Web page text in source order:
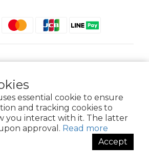
essential cookie to ensure
and tracking cookies to
you interact with it. The latter
approval. Read more
Accept
| Working Hrs 8:30 - 18:00｜新北市新莊區中正路
| 統編 : 28396448 (唯一統編無關係企業)